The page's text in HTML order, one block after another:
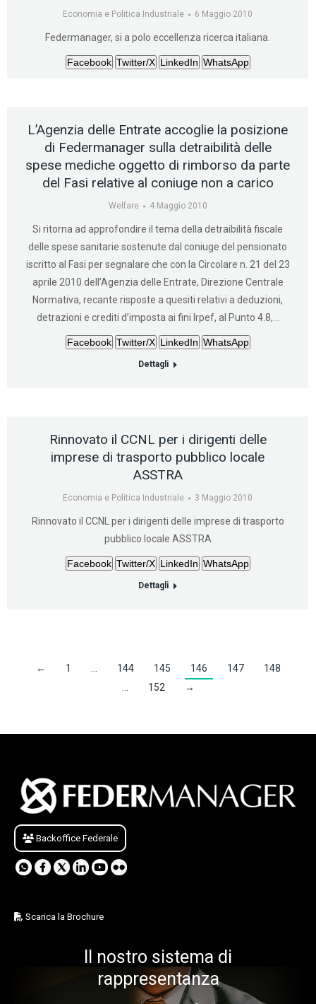
Economia e Politica Industriale 6 Maggio 2010
Federmanager, si a polo eccellenza ricerca italiana.
Facebook Twitter/X LinkedIn WhatsApp
L’Agenzia delle Entrate accoglie la posizione
di Federmanager sulla detraibilità delle
spese mediche oggetto di rimborso da parte
del Fasi relative al coniuge non a carico
Welfare 4 Maggio 2010
Si ritorna ad approfondire il tema della detraibilità fiscale
delle spese sanitarie sostenute dal coniuge del pensionato
iscritto al Fasi per segnalare che con la Circolare n. 21 del 23
aprile 2010 dell’Agenzia delle Entrate, Direzione Centrale
Normativa, recante risposte a quesiti relativi a deduzioni,
detrazioni e crediti d’imposta ai fini Irpef, al Punto 4.8,…
Facebook Twitter/X LinkedIn WhatsApp
Dettagli
Rinnovato il CCNL per i dirigenti delle
imprese di trasporto pubblico locale
ASSTRA
Economia e Politica Industriale 3 Maggio 2010
Rinnovato il CCNL per i dirigenti delle imprese di trasporto
pubblico locale ASSTRA
Facebook Twitter/X LinkedIn WhatsApp
Dettagli
← 1 144 145 146 147
148
152 →
Backoffice Federale
Scarica la Brochure
Il nostro sistema di
rappresentanza